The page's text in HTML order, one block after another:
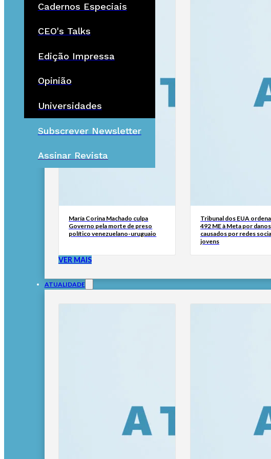
Cadernos Especiais
CEO's Talks
Edição Impressa
Opinião
Universidades
Subscrever Newsletter
Assinar Revista
María Corina Machado culpa
Governo pela morte de preso
político venezuelano-uruguaio
Tribunal dos EUA
492 ME à Meta por danos
causados por redes
jovens
VER MAIS
ATUALIDADE